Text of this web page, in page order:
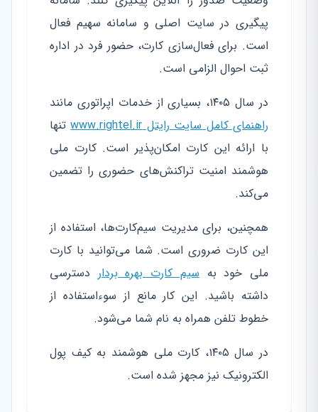
پیگیری در سایت اصلی و سامانه سهیم فعال
است. برای فعال‌سازی کارت، حضور فرد در اداره
ثبت احوال الزامی است.
در سال ۱۴۰۵، بسیاری از خدمات اپراتوری مانند
راهنمای کامل سایت رایتل www.rightel.ir
تنها
با ارائه این کارت امکان‌پذیر است. کارت ملی
هوشمند امنیت تراکنش‌های حضوری را تضمین
می‌کند.
همچنین، برای مدیریت سیم‌کارت‌ها، استفاده از
این کارت ضروری است. شما می‌توانید با کارت
ملی خود بهسیم کارت بهره بردار دسترسی
داشته باشید. این کار مانع از سوءاستفاده از
خطوط تلفن همراه به نام شما می‌شود.
در سال ۱۴۰۵، کارت ملی هوشمند به کیف پول
الکترونیک نیز مجهز شده است.